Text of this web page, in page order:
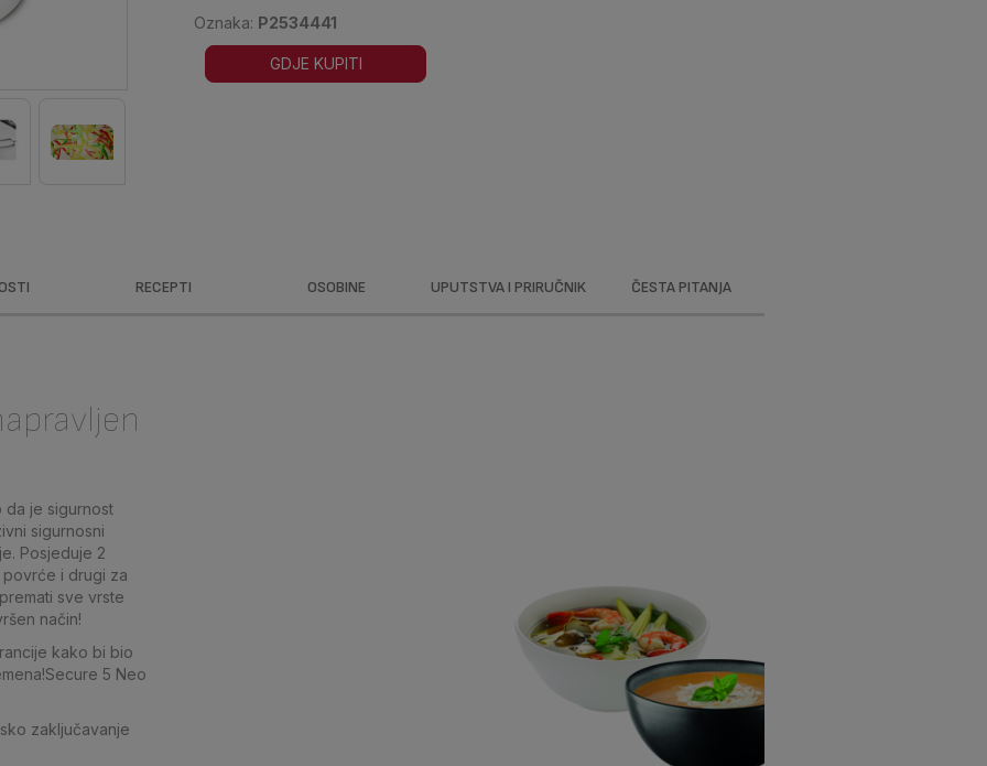
Oznaka: P2534441
GDJE KUPITI
RECEPTI OSOBINE UPUTSTVA I PRIRUČNIK ČESTA PITANJA
da je sigurnost
sigurnosni
Posjeduje 2
i drugi za
sve vrste
način!
kako bi bio
5 Neo
zaključavanje